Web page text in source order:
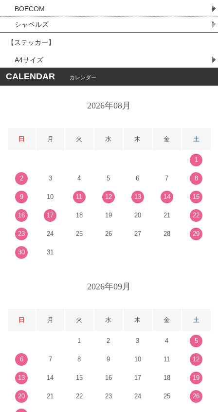
BOECOM
シャベルズ
【ステッカー】
A4サイズ
CALENDAR カレンダー
2026年08月
日 月 火 水 木 金 土
1
2 3 4 5 6 7 8
9 10 11 12 13 14 15
16 17 18 19 20 21 22
23 24 25 26 27 28 29
30 31
2026年09月
日 月 火 水 木 金 土
1 2 3 4 5
6 7 8 9 10 11 12
13 14 15 16 17 18 19
20 21 22 23 24 25 26